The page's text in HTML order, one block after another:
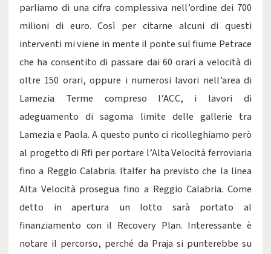
parliamo di una cifra complessiva nell’ordine dei 700
milioni di euro. Così per citarne alcuni di questi
interventi mi viene in mente il ponte sul fiume Petrace
che ha consentito di passare dai 60 orari a velocità di
oltre 150 orari, oppure i numerosi lavori nell’area di
Lamezia Terme compreso l’ACC, i lavori di
adeguamento di sagoma limite delle gallerie tra
Lamezia e Paola. A questo punto ci ricolleghiamo però
al progetto di Rfi per portare l’Alta Velocità ferroviaria
fino a Reggio Calabria. Italfer ha previsto che la linea
Alta Velocità prosegua fino a Reggio Calabria. Come
detto in apertura un lotto sarà portato al
finanziamento con il Recovery Plan. Interessante è
notare il percorso, perché da Praja si punterebbe su